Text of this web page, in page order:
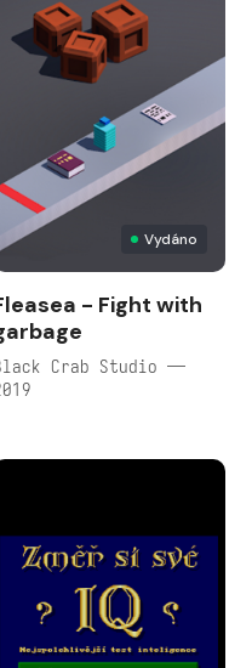
Vydáno
- Fight with
Crab Studio —